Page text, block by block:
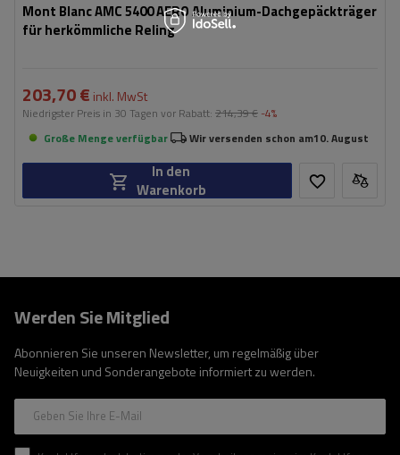
Mont Blanc AMC 5400 AERO Aluminium-Dachgepäckträger
für herkömmliche Reling
203,70 € inkl. MwSt
Niedrigster Preis in 30 Tagen vor Rabatt: 214,39 € -4%
Große Menge verfügbar
Wir versenden schon am10. August
In den
Warenkorb
Werden Sie Mitglied
Abonnieren Sie unseren Newsletter, um regelmäßig über
Neuigkeiten und Sonderangebote informiert zu werden.
Geben Sie Ihre E-Mail